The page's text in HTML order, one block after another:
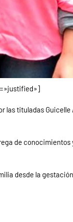
tituladas Guicelle
de
desde la